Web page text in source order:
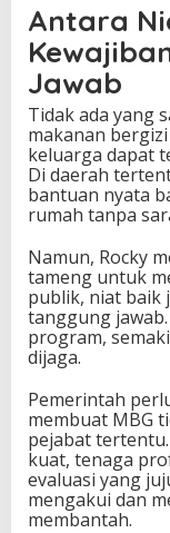
Antara
Jawab
Tidak ada yang
makanan
keluarga dapat
Di daerah
bantuan nyata
rumah tanpa
Namun, Rocky
tameng untuk
publik, niat baik
tanggung
program,
dijaga.
Pemerintah
membuat MBG
pejabat
kuat, tenaga
evaluasi yang
mengakui dan
membantah.